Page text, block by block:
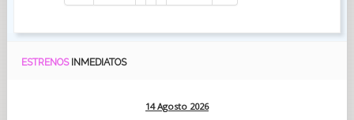
ESTRENOS INMEDIATOS
14 Agosto 2026